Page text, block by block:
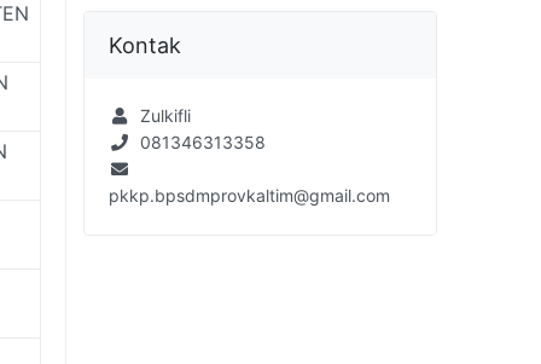
Kontak
Zulkifli
081346313358
pkkp.bpsdmprovkaltim@gmail.com